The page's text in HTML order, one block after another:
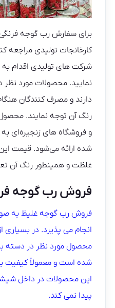
برای سفارش رب گوجه
کارخانجات تولیدی مراجعه
شرکت های تولیدی اقدام
نمایید. محصولات مورد نظر
دارند و مصرف کنندگان
رنگ آن توجه نمایند.
و فروشگاه های زنجیره‌ای
شده ارائه می‌شود. قیمت
غلظت و همینطور رنگ آن
فروش رب گوجه
فروش رب گوجه غلیظ به
انجام می پذیرد. در بسیاری
محصول مورد نظر در دسته
شده است و معمولاً کیفیت
این محصولات در داخل
پیدا نمی کند.